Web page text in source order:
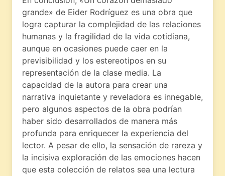
grande» de Eider Rodríguez es una obra que
logra capturar la complejidad de las relaciones
humanas y la fragilidad de la vida cotidiana,
aunque en ocasiones puede caer en la
previsibilidad y los estereotipos en su
representación de la clase media. La
capacidad de la autora para crear una
narrativa inquietante y reveladora es innegable,
pero algunos aspectos de la obra podrían
haber sido desarrollados de manera más
profunda para enriquecer la experiencia del
lector. A pesar de ello, la sensación de rareza y
la incisiva exploración de las emociones hacen
que esta colección de relatos sea una lectura